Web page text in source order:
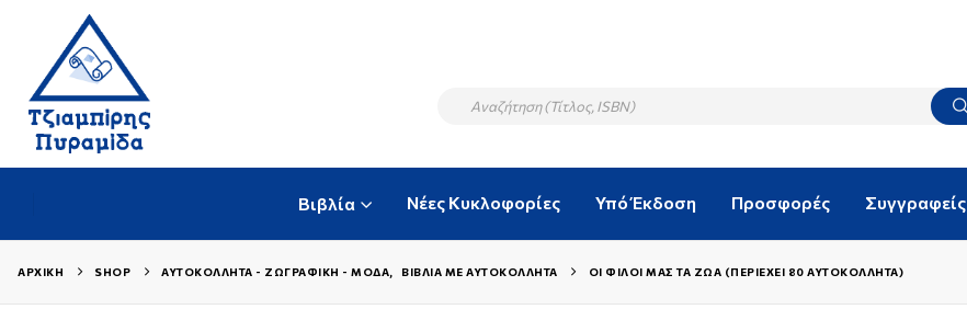
Βιβλία Νέες Κυκλοφορίες Υπό Έκδοση Προσφορές Συγγραφείς
ΑΡΧΙΚΉ SHOP ΑΥΤΟΚΌΛΛΗΤΑ - ΖΩΓΡΑΦΙΚΉ - ΜΌΔΑ, ΒΙΒΛΊΑ ΜΕ ΑΥΤΟΚΌΛΛΗΤΑ ΟΙ ΦΊΛΟΙ ΜΑΣ ΤΑ ΖΏΑ (ΠΕΡΙΈΧΕΙ 80 ΑΥΤΟΚΌΛΛΗΤΑ)